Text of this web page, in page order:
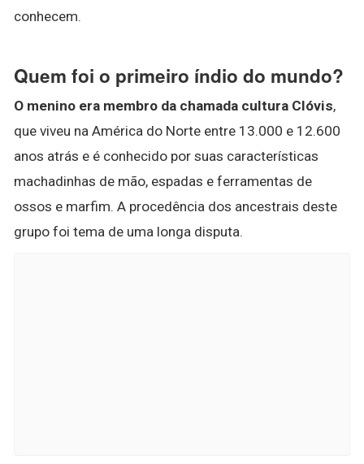
conhecem.
Quem foi o primeiro índio do mundo?
O menino era membro da chamada cultura Clóvis,
que viveu na América do Norte entre 13.000 e 12.600
anos atrás e é conhecido por suas características
machadinhas de mão, espadas e ferramentas de
ossos e marfim. A procedência dos ancestrais deste
grupo foi tema de uma longa disputa.